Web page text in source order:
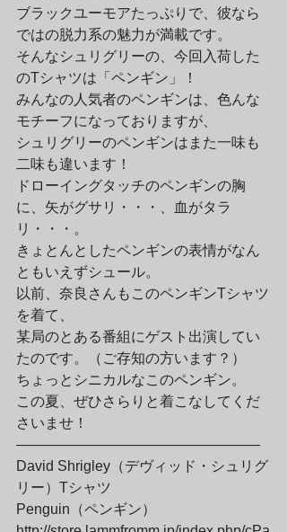
ブラックユーモアたっぷりで、彼なら
ではの脱力系の魅力が満載です。
そんなシュリグリーの、今回入荷した
のTシャツは「ペンギン」！
みんなの人気者のペンギンは、色んな
モチーフになっておりますが、
シュリグリーのペンギンはまた一味も
二味も違います！
ドローイングタッチのペンギンの胸
に、矢がグサリ・・・、血がタラ
リ・・・。
きょとんとしたペンギンの表情がなん
ともいえずシュール。
以前、奈良さんもこのペンギンTシャツ
を着て、
某局のとある番組にゲスト出演してい
たのです。（ご存知の方います？）
ちょっとシニカルなこのペンギン。
この夏、ぜひさらりと着こなしてくだ
さいませ！
—————————————————
David Shrigley（デヴィッド・シュリグ
リー）Tシャツ
Penguin（ペンギン）